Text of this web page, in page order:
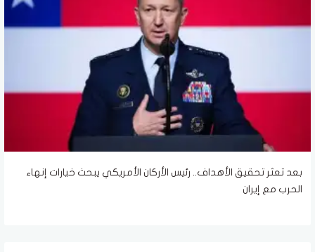
بعد تعثر تحقيق الأهداف.. رئيس الأركان الأمريكي يبحث خيارات إنهاء
الحرب مع إيران